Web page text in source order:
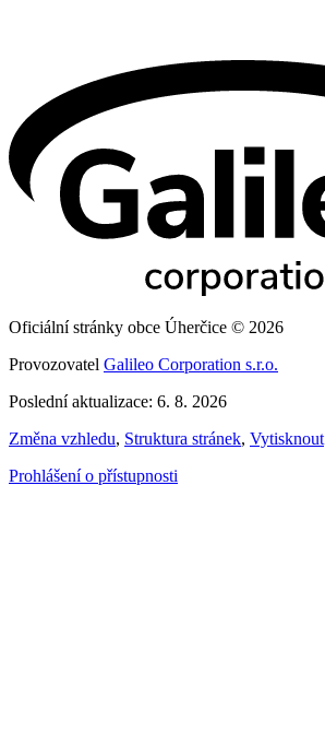
Oficiální stránky obce Úherčice © 2026
Provozovatel Galileo Corporation s.r.o.
Poslední aktualizace: 6. 8. 2026
Změna vzhledu, Struktura stránek, Vytisknout
Prohlášení o přístupnosti